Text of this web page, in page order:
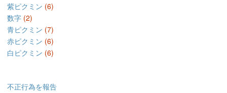
紫ピクミン (6)
数字 (2)
青ピクミン (7)
赤ピクミン (6)
白ピクミン (6)
不正行為を報告